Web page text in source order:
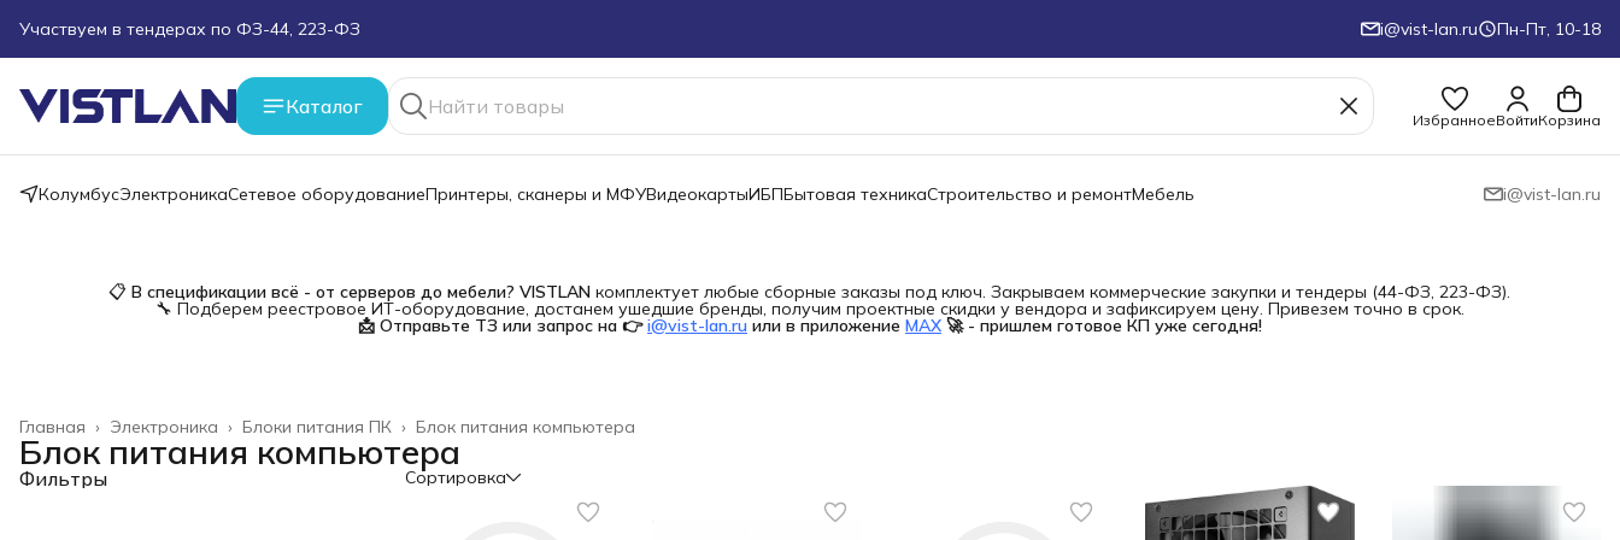
Поможем подобрать оборудование под ТЗ
Пуско-наладочные работы
Более 100 000 позиций в наличии и под заказ
i@vist-lan.ru Пн-Пт, 10-18
Каталог
ИзбранноеВойтиКорзина
КолумбусЭлектроникаСетевое оборудованиеПринтеры, сканеры и МФУВидеокартыИБПБытовая техникаСтроительство и ремонтМебель i@vist-lan.ru
📋В спецификации всё - от серверов до мебели? VISTLAN комплектует любые сборные заказы под ключ. Закрываем коммерческие закупки и тендеры (44-ФЗ, 223-ФЗ).
🔧 Подберем реестровое ИТ-оборудование, достанем ушедшие бренды, получим проектные скидки у вендора и зафиксируем цену. Привезем точно в срок.
📩 Отправьте ТЗ или запрос на 👉 i@vist-lan.ru или в приложение MAX 🚀 - пришлем готовое КП уже сегодня!
Блок питания компьютера
Блоки питания ПК ›
Электроника ›
Главная ›
Блок питания компьютера
Фильтры Сортировка